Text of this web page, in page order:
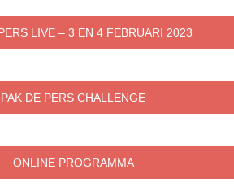
LIVE – 3 EN 4 FEBRUARI 2023
PAK DE PERS CHALLENGE
ONLINE PROGRAMMA